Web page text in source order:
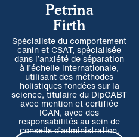
Petrina
Firth
Spécialiste du comportement
canin et CSAT, spécialisée
dans l’anxiété de séparation
à l’échelle internationale,
utilisant des méthodes
holistiques fondées sur la
science, titulaire du DipCABT
avec mention et certifiée
ICAN, avec des
responsabilités au sein de
conseils d’administration.